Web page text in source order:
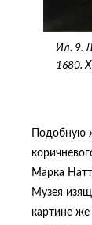
Ил. 9.
1680.
Подобную
Марка
Музея
картине